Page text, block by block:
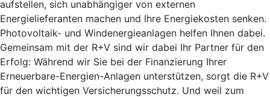
aufstellen, sich unabhängiger von externen
Energielieferanten machen und Ihre Energiekosten senken.
Photovoltaik- und Windenergieanlagen helfen Ihnen dabei.
Gemeinsam mit der R+V sind wir dabei Ihr Partner für den
Erfolg: Während wir Sie bei der Finanzierung Ihrer
Erneuerbare-Energien-Anlagen unterstützen, sorgt die R+V
für den wichtigen Versicherungsschutz. Und weil zum